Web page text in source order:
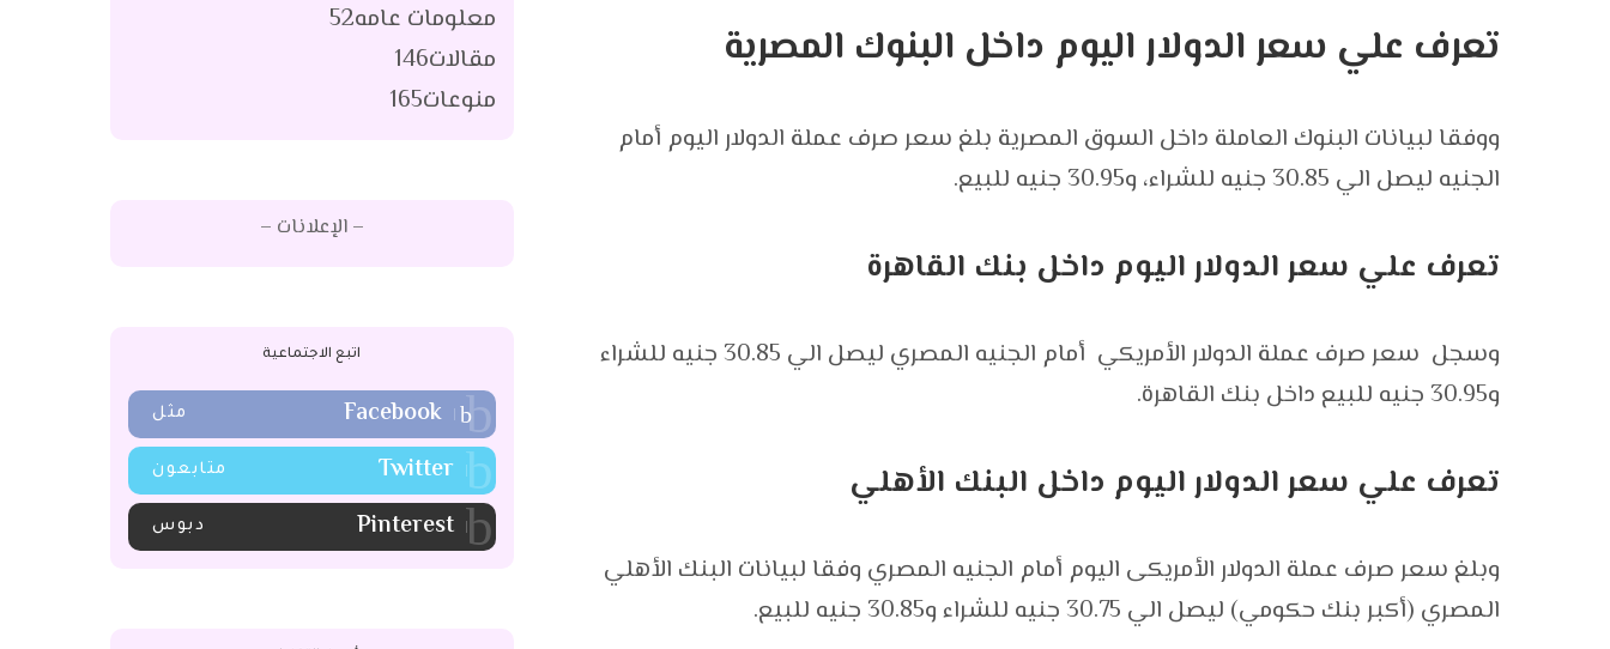
تعرف علي سعر الدولار اليوم داخل البنوك المصرية
ووفقا لبيانات البنوك العاملة داخل السوق المصرية بلغ سعر صرف عملة الدولار اليوم أمام
الجنيه ليصل الي 30.85 جنيه للشراء، و30.95 جنيه للبيع.
تعرف علي سعر الدولار اليوم داخل بنك القاهرة
وسجل سعر صرف عملة الدولار الأمريكي أمام الجنيه المصري ليصل الي 30.85 جنيه للشراء
و30.95 جنيه للبيع داخل بنك القاهرة.
تعرف علي سعر الدولار اليوم داخل البنك الأهلي
وبلغ سعر صرف عملة الدولار الأمريكى اليوم أمام الجنيه المصري وفقا لبيانات البنك الأهلي
المصري (أكبر بنك حكومي) ليصل الي 30.75 جنيه للشراء و30.85 جنيه للبيع.
معلومات عامه52
مقالات146
منوعات165
– الإعلانات –
اتبع الاجتماعية
Facebook مثل
Twitter متابعون
Pinterest دبوس